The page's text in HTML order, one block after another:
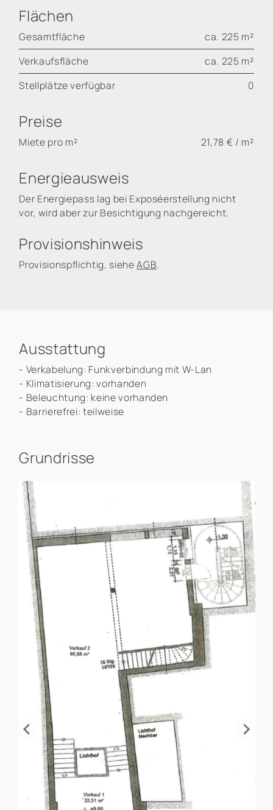
Flächen
Gesamtfläche
ca. 225 m²
Verkaufsfläche
ca. 225 m²
Stellplätze verfügbar
0
Preise
Miete pro m² 21,78 € / m²
Energieausweis
Der Energiepass lag bei Exposéerstellung nicht
vor, wird aber zur Besichtigung nachgereicht.
Provisionshinweis
Provisionspflichtig, sieheAGB.
Ausstattung
- Verkabelung: Funkverbindung mit W-Lan
- Klimatisierung: vorhanden
- Beleuchtung: keine vorhanden
- Barrierefrei: teilweise
Grundrisse